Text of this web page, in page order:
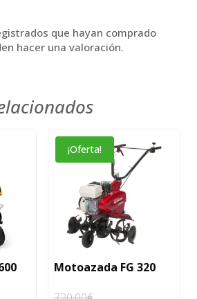
que hayan comprado
hacer una valoración.
¡Oferta!
Motoazada FG 320